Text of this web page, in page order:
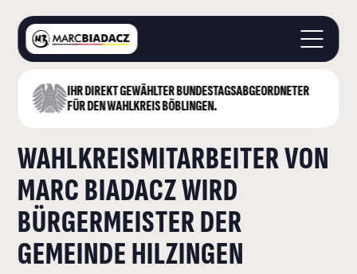
IHR DIREKT GEWÄHLTER BUNDESTAGS­ABGEORDNETER
FÜR DEN WAHLKREIS BÖBLINGEN.
STARTSEITE
LANDKREIS BÖBLINGEN
DEUTSCHER BUNDESTAG
AKTUELLES
KONTAKT
WAHLKREISMITARBEITER VON
MARC BIADACZ WIRD
BÜRGERMEISTER DER
GEMEINDE HILZINGEN